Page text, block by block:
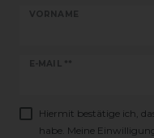
VORNAME
E-MAIL **
Newsletter
Hiermit bestätige ich,
habe. Meine